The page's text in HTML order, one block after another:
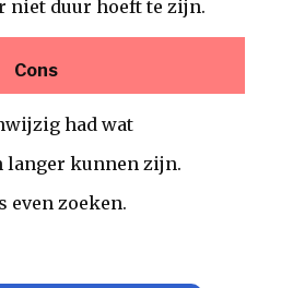
niet duur hoeft te zijn.
Cons
had wat
langer kunnen zijn.
even zoeken.